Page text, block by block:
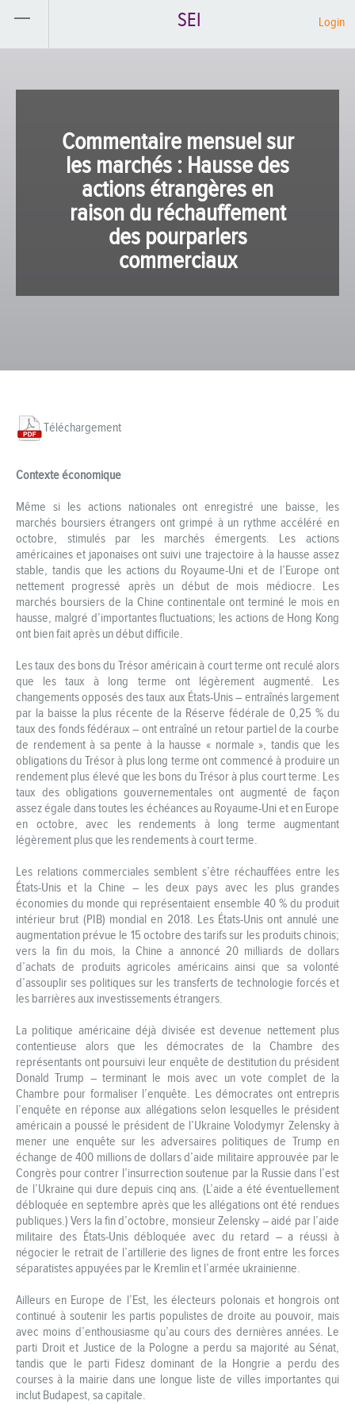
SEI Login
Commentaire mensuel sur
les marchés : Hausse des
actions étrangères en
raison du réchauffement
des pourparlers
commerciaux
Téléchargement
Contexte économique
Même si les actions nationales ont enregistré une baisse, les
marchés boursiers étrangers ont grimpé à un rythme accéléré en
octobre, stimulés par les marchés émergents. Les actions
américaines et japonaises ont suivi une trajectoire à la hausse assez
stable, tandis que les actions du Royaume-Uni et de l’Europe ont
nettement progressé après un début de mois médiocre. Les
marchés boursiers de la Chine continentale ont terminé le mois en
hausse, malgré d’importantes fluctuations; les actions de Hong Kong
ont bien fait après un début difficile.
Les taux des bons du Trésor américain à court terme ont reculé alors
que les taux à long terme ont légèrement augmenté. Les
changements opposés des taux aux États-Unis – entraînés largement
par la baisse la plus récente de la Réserve fédérale de 0,25 % du
taux des fonds fédéraux – ont entraîné un retour partiel de la courbe
de rendement à sa pente à la hausse « normale », tandis que les
obligations du Trésor à plus long terme ont commencé à produire un
rendement plus élevé que les bons du Trésor à plus court terme. Les
taux des obligations gouvernementales ont augmenté de façon
assez égale dans toutes les échéances au Royaume-Uni et en Europe
en octobre, avec les rendements à long terme augmentant
légèrement plus que les rendements à court terme.
Les relations commerciales semblent s’être réchauffées entre les
États-Unis et la Chine – les deux pays avec les plus grandes
économies du monde qui représentaient ensemble 40 % du produit
intérieur brut (PIB) mondial en 2018. Les États-Unis ont annulé une
augmentation prévue le 15 octobre des tarifs sur les produits chinois;
vers la fin du mois, la Chine a annoncé 20 milliards de dollars
d’achats de produits agricoles américains ainsi que sa volonté
d’assouplir ses politiques sur les transferts de technologie forcés et
les barrières aux investissements étrangers.
La politique américaine déjà divisée est devenue nettement plus
contentieuse alors que les démocrates de la Chambre des
représentants ont poursuivi leur enquête de destitution du président
Donald Trump – terminant le mois avec un vote complet de la
Chambre pour formaliser l’enquête. Les démocrates ont entrepris
l’enquête en réponse aux allégations selon lesquelles le président
américain a poussé le président de l’Ukraine Volodymyr Zelensky à
mener une enquête sur les adversaires politiques de Trump en
échange de 400 millions de dollars d’aide militaire approuvée par le
Congrès pour contrer l’insurrection soutenue par la Russie dans l’est
de l’Ukraine qui dure depuis cinq ans. (L’aide a été éventuellement
débloquée en septembre après que les allégations ont été rendues
publiques.) Vers la fin d’octobre, monsieur Zelensky – aidé par l’aide
militaire des États-Unis débloquée avec du retard – a réussi à
négocier le retrait de l’artillerie des lignes de front entre les forces
séparatistes appuyées par le Kremlin et l’armée ukrainienne.
Ailleurs en Europe de l’Est, les électeurs polonais et hongrois ont
continué à soutenir les partis populistes de droite au pouvoir, mais
avec moins d’enthousiasme qu’au cours des dernières années. Le
parti Droit et Justice de la Pologne a perdu sa majorité au Sénat,
tandis que le parti Fidesz dominant de la Hongrie a perdu des
courses à la mairie dans une longue liste de villes importantes qui
inclut Budapest, sa capitale.